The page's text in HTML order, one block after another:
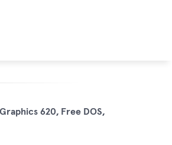
620, Free DOS,